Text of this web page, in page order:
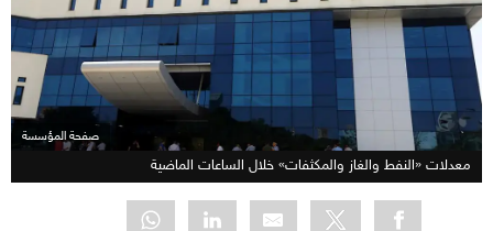
صفحة المؤسسة
معدلات «النفط والغاز والمكثفات» خلال الساعات الماضية